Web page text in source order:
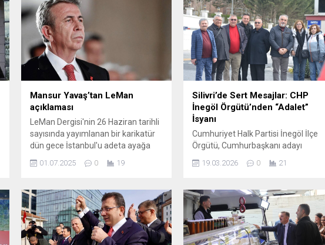
Mansur Yavaş’tan LeMan
açıklaması
LeMan Dergisi'nin 26 Haziran tarihli
sayısında yayımlanan bir karikatür
dün gece İstanbul'u adeta ayağa
Musa'nın tasvir edildiği iddialarının
önünde tekbirlerle ve şeriat
sloganları ile ...
01.07.2025 0 19
Silivri’de Sert Mesajlar: CHP
İnegöl Örgütü’nden “Adalet”
İsyanı
Cumhuriyet Halk Partisi İnegöl İlçe
Örgütü, Cumhurbaşkanı adayı
yürütülen dava sürecini yerinde
yaptı. Duruşma salonundan cezaevi
önüne uzanan süreçte verilen
mesajlar ise son derece sert ve
dikkat çekiciydi. Zemci Şahin
öncülüğündeki heyet, yalnızca bir
19.03.2026 0 21